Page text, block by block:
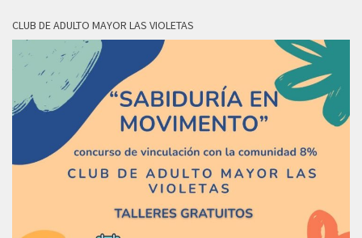
CLUB DE ADULTO MAYOR LAS VIOLETAS